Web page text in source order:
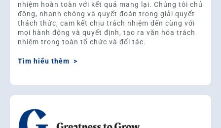
nhiệm hoàn toàn với kết quả mang lại. Chúng tôi chủ
động, nhanh chóng và quyết đoán trong giải quyết
thách thức, cam kết chịu trách nhiệm đến cùng với
mọi hành động và quyết định, tạo ra văn hóa trách
nhiệm trong toàn tổ chức và đối tác.
Tìm hiểu thêm >